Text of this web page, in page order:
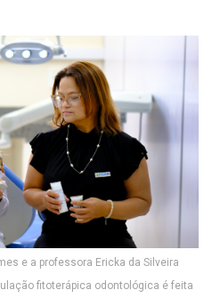
e a professora Ericka da Silveira
fitoterápica odontológica é feita